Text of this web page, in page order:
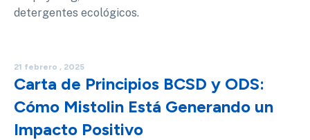
detergentes ecológicos.
21 febrero , 2025
Carta de Principios BCSD y ODS:
Cómo Mistolin Está Generando un
Impacto Positivo